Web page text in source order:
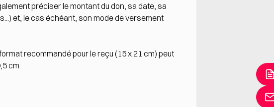
préciser le montant du don, sa date, sa
et, le cas échéant, son mode de versement
recommandé pour le reçu (15 x 21 cm) peut
cm.